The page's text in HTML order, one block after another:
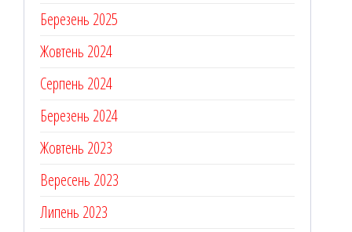
Березень 2025
Жовтень 2024
Серпень 2024
Березень 2024
Жовтень 2023
Вересень 2023
Липень 2023